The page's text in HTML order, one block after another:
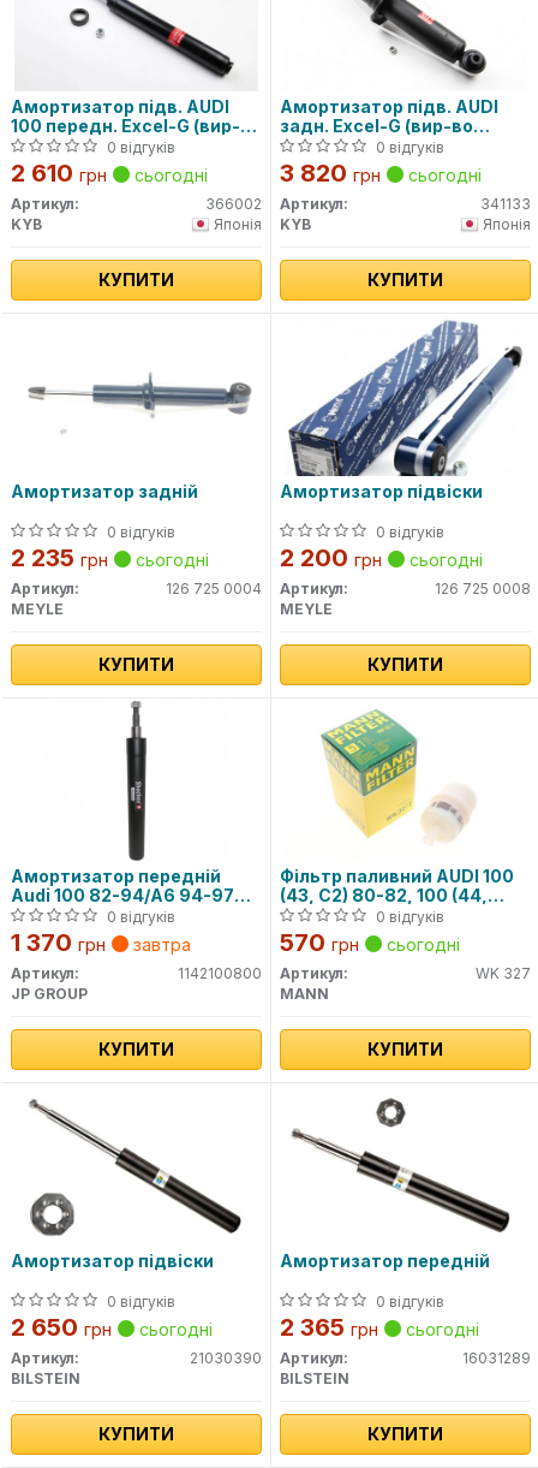
Амортизатор підв. AUDI
100 передн. Excel-G (вир-во
Kayaba)
0 відгуків
2 610 грн сьогодні
Артикул:
366002
KYB
Японія
КУПИТИ
Амортизатор підв. AUDI
задн. Excel-G (вир-во
Kayaba)
0 відгуків
3 820 грн сьогодні
Артикул:
341133
KYB
Японія
КУПИТИ
Амортизатор задній
0 відгуків
2 235 грн сьогодні
Артикул:
126 725 0004
MEYLE
КУПИТИ
Амортизатор підвіски
0 відгуків
2 200 грн сьогодні
Артикул:
126 725 0008
MEYLE
КУПИТИ
Амортизатор передній
Audi 100 82-94/A6 94-97
(масл.)
0 відгуків
1 370 грн завтра
Артикул:
1142100800
JP GROUP
КУПИТИ
Фільтр паливний AUDI 100
(43, C2) 80-82, 100 (44,
44Q, C3) 82-84, 100 Avant
(43, C2) 80-82
0 відгуків
570 грн сьогодні
Артикул:
WK 327
MANN
КУПИТИ
Амортизатор підвіски
0 відгуків
2 650 грн сьогодні
Артикул:
21030390
BILSTEIN
КУПИТИ
Амортизатор передній
0 відгуків
2 365 грн сьогодні
Артикул:
16031289
BILSTEIN
КУПИТИ